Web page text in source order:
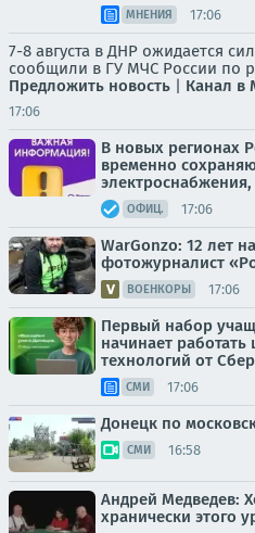
МНЕНИЯ 17:06
7-8 августа в ДНР ожидается
сообщили в ГУ МЧС России по
Предложить новость | Канал в
17:06
В новых регионах
временно
ОФИЦ. 17:06
WarGonzo: 12 лет
фотожурналист
ВОЕНКОРЫ 17:06
Первый набор
начинает
технологий от
СМИ 17:06
Донецк по
СМИ 16:58
Андрей Медведев:
хранически этого